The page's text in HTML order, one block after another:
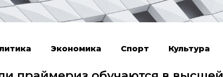
Экономика Спорт Культура